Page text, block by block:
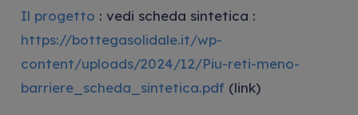
Il progetto : vedi scheda sintetica :
https://bottegasolidale.it/wp-
content/uploads/2024/12/Piu-reti-meno-
barriere_scheda_sintetica.pdf (link)